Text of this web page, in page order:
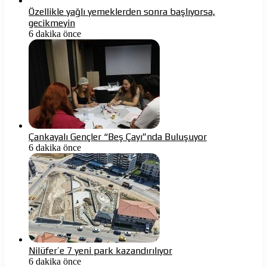
Özellikle yağlı yemeklerden sonra başlıyorsa,
gecikmeyin
6 dakika önce
Çankayalı Gençler “Beş Çayı”nda Buluşuyor
6 dakika önce
Nilüfer’e 7 yeni park kazandırılıyor
6 dakika önce